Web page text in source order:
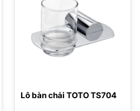
Lô bàn chải TOTO TS704